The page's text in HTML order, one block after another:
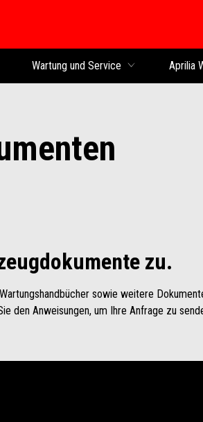
Wartung und Service Aprilia
zu.
sowie weitere
den Anweisungen, um Ihre Anfrage zu